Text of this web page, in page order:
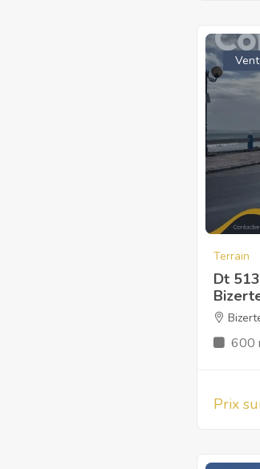
Terrain
Dt
600
Prix